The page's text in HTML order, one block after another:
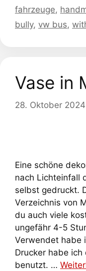
fahrzeuge,
bully, vw bus,
Vase in
28. Oktober 2024
Eine schöne
nach Lichteinfall
selbst gedruckt.
Verzeichnis von
du auch viele
ungefähr 4-5
Verwendet habe
Drucker habe ich
benutzt. …